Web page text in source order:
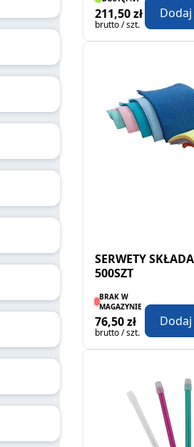
211,50 zł
brutto / szt.
SERWETY
500SZT
BRAK W
MAGAZYNIE
76,50 zł
brutto / szt.